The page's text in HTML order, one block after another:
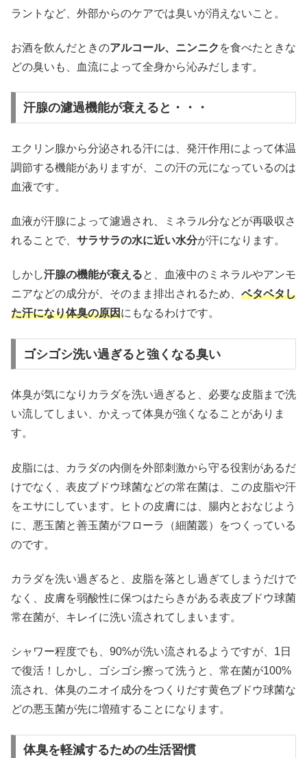
ラントなど、外部からのケアでは臭いが消えないこと。
お酒を飲んだときのアルコール、ニンニク を食べたときな
どの臭いも、血流によって全身から沁みだします。
汗腺の濾過機能が衰えると・・・
エクリン腺から分泌される汗には、発汗作用によって体温
調節する機能がありますが、この汗の元になっているのは
血液です。
血液が汗腺によって濾過され、ミネラル分などが再吸収さ
れることで、 サラサラの水に近い水分が汗になります。
しかし汗腺の機能が衰えると、血液中のミネラルやアンモ
ニアなどの成分が、そのまま排出されるため、 ベタベタし
た汗になり体臭の原因にもなるわけです。
ゴシゴシ洗い過ぎると強くなる臭い
体臭が気になりカラダを洗い過ぎると、必要な皮脂まで洗
い流してしまい、かえって体臭が強くなることがありま
す。
皮脂には、カラダの内側を外部刺激から守る役割があるだ
けでなく、表皮ブドウ球菌などの常在菌は、この皮脂や汗
をエサにしています。ヒトの皮膚には、腸内とおなじよう
に、悪玉菌と善玉菌がフローラ（細菌叢）をつくっている
のです。
カラダを洗い過ぎると、皮脂を落とし過ぎてしまうだけで
なく、皮膚を弱酸性に保つはたらきがある表皮ブドウ球菌
常在菌が、キレイに洗い流されてしまいます。
シャワー程度でも、90%が洗い流されるようですが、1日
で復活！しかし、ゴシゴシ擦って洗うと、常在菌が100%
流され、体臭のニオイ成分をつくりだす黄色ブドウ球菌な
どの悪玉菌が先に増殖することになります。
体臭を軽減するための生活習慣